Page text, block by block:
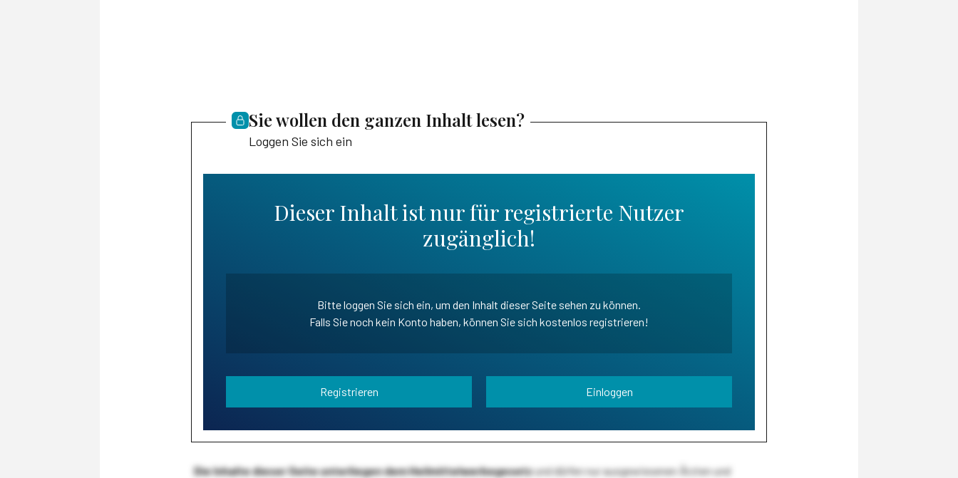
Sie wollen den ganzen Inhalt lesen?
Loggen Sie sich ein
Dieser Inhalt ist nur für registrierte Nutzer
zugänglich!
Bitte loggen Sie sich ein, um den Inhalt dieser Seite sehen zu können.
Falls Sie noch kein Konto haben, können Sie sich kostenlos registrieren!
Registrieren Einloggen
Die Inhalte dieser Seite unterliegen dem Heilmittelwerbegesetzund dürfen nur ausgewiesenen Ärzten und